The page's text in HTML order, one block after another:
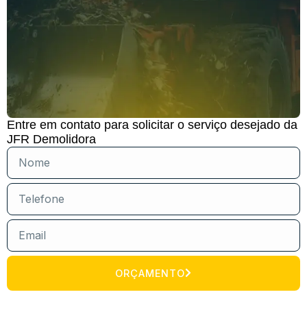
Entre em contato para solicitar o serviço desejado da
JFR Demolidora
ORÇAMENTO